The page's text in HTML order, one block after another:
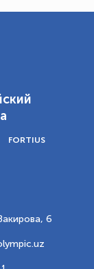
FORTIUS
6